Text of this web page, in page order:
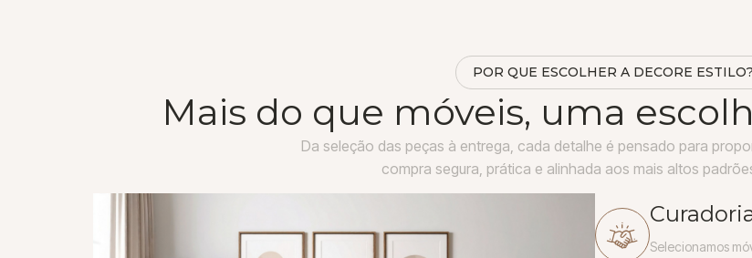
POR QUE ESCOLHER A DECORE ESTILO?
Mais do que móveis, uma
Da seleção das peças à entrega, cada detalhe é pensado para
compra segura, prática e alinhada aos mais altos
Selecionamos